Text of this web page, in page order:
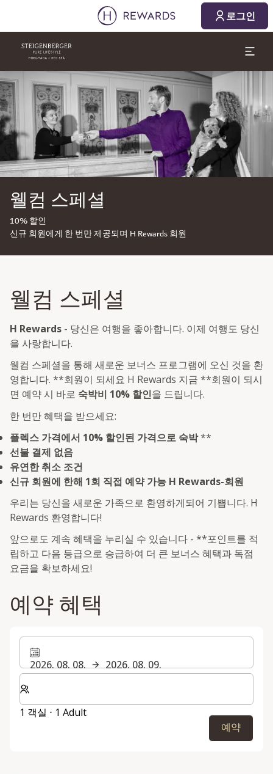
로그인
슬라이드 1 의 1
웰컴 스페셜
10% 할인
신규 회원에게 한 번만 제공되며 H Rewards 회원
웰컴 스페셜
H Rewards - 당신은 여행을 좋아합니다. 이제 여행도 당신
을 사랑합니다.
웰컴 스페셜을 통해 새로운 보너스 프로그램에 오신 것을 환
영합니다. **회원이 되세요 H Rewards 지금 **회원이 되시
면 예약 시 바로 숙박비 10% 할인을 드립니다.
한 번만 혜택을 받으세요:
플렉스 가격에서 10% 할인된 가격으로 숙박**
선불 결제 없음
유연한 취소 조건
신규 회원에 한해 1회 직접 예약 가능 H Rewards-회원
우리는 당신을 새로운 가족으로 환영하게되어 기쁩니다. H
Rewards 환영합니다!
앞으로도 계속 혜택을 누리실 수 있습니다 - **포인트를 적
립하고 다음 등급으로 승급하여 더 큰 보너스 혜택과 독점
요금을 확보하세요!
예약 혜택
2026. 08. 08.
2026. 08. 09.
숙박할 객실 및 게스트 수 선택
1 객실 ⋅ 1 Adult
예약